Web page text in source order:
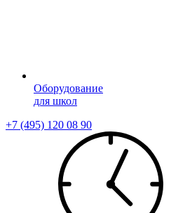
Оборудование
для школ
+7 (495) 120 08 90